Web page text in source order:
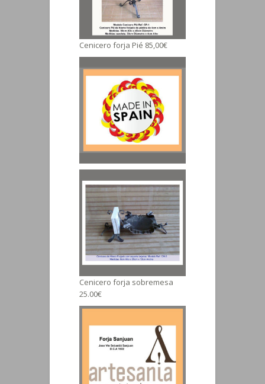
Cenicero forja Pié 85,00€
Cenicero forja sobremesa
25.00€